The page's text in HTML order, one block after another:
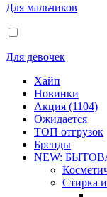
Для мальчиков
Для девочек
Хайп
Новинки
Акция (1104)
Ожидается
ТОП отгрузок
Бренды
NEW:
Стирка